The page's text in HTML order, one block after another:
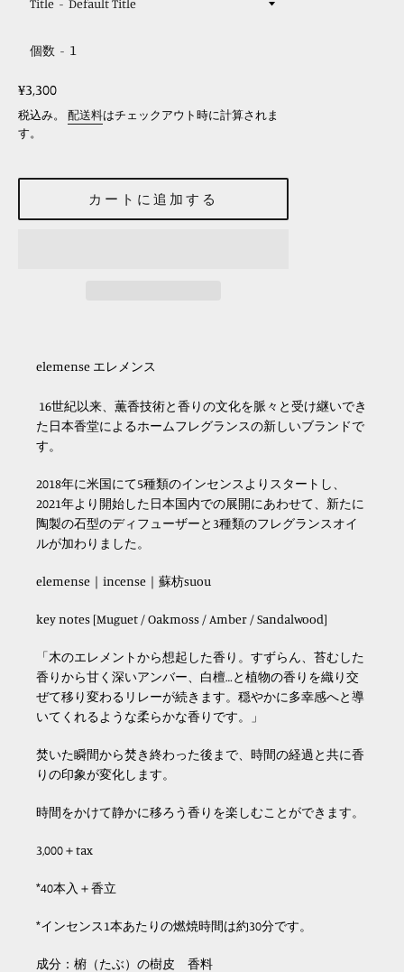
Title
個数
レ
ギ
ュ
ー
格
¥3,300
税込み。 配送料はチェックアウト時に計算されま
す。
カートに追加する
elemense エレメンス
16世紀以来、薫香技術と香りの文化を脈々と受け継いでき
た日本香堂によるホームフレグランスの新しいブランドで
す。
2018年に米国にて5種類のインセンスよりスタートし、
2021年より開始した日本国内での展開にあわせて、新たに
陶製の石型のディフューザーと 3種類のフレグランスオイ
ルが加わりました。
elemense｜incense｜蘇枋suou
key notes [Muguet / Oakmoss / Amber / Sandalwood]
「⽊のエレメントから想起した香り。 すずらん、苔むした
香りから甘く深いアンバー、白檀…と植物の香りを織り交
ぜて移り変わるリレーが続きます。穏やかに多幸感へと導
いてくれるような柔らかな香りです。」
焚いた瞬間から焚き終わった後まで、 時間の経過と共に香
りの印象が変化します。
時間をかけて静かに移ろう香りを楽しむことができます。
3,000＋tax
*40本入＋香立
*インセンス1本あたりの燃焼時間は約30分です。
成分：椨（たぶ）の樹皮 香料